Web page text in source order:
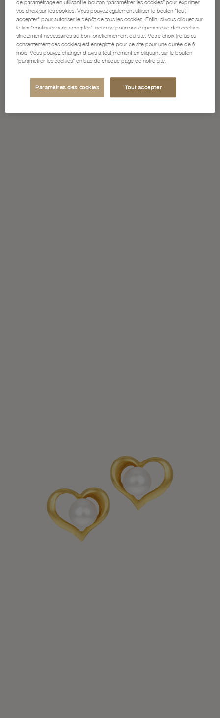
de paramétrage en utilisant le bouton “paramétrer les cookies” pour exprimer
vos choix sur les cookies. Vous pouvez également utiliser le bouton "tout
accepter" pour autoriser le dépôt de tous les cookies. Enfin, si vous cliquez sur
le lien "continuer sans accepter", nous ne pourrons déposer que des cookies
strictement nécessaires au bon fonctionnement du site. Votre choix (refus ou
consentement des cookies) est enregistré pour ce site pour une durée de 6
mois. Vous pouvez changer d'avis à tout moment en cliquant sur le bouton
"paramétrer les cookies" en bas de chaque page de notre site.
Paramètres des cookies Tout accepter